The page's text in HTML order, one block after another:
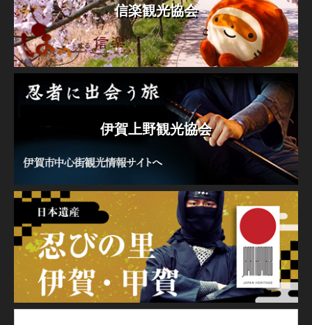
信楽観光協会
伊賀上野観光協会